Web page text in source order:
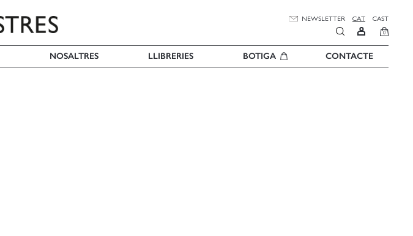
NEWSLETTER CAT CAST
0
NOSALTRES LLIBRERIES BOTIGA CONTACTE